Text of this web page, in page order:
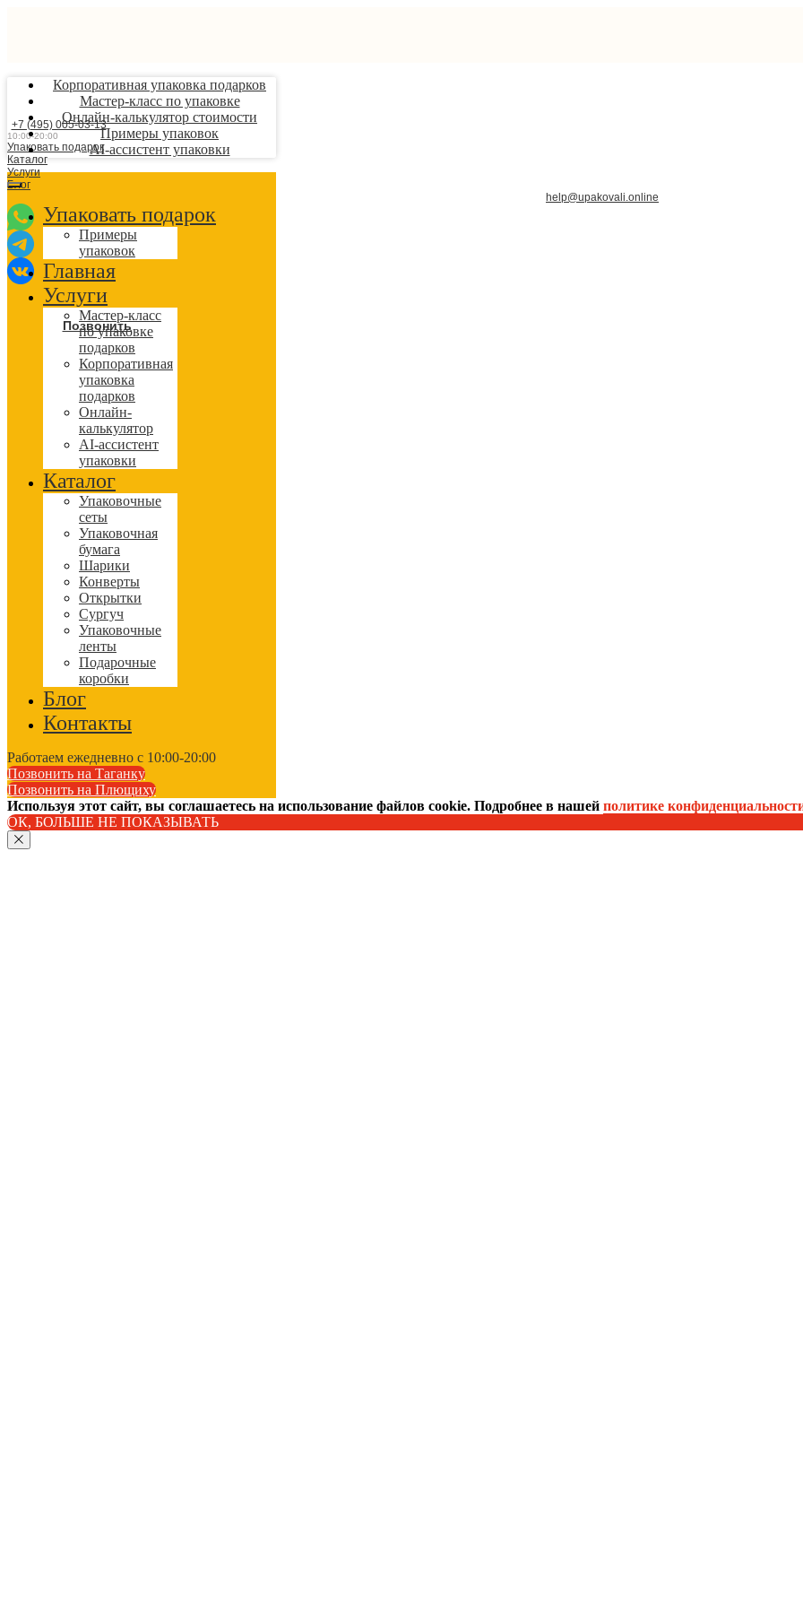
+7 (495) 005-03-13
10:00-20:00
Упаковать подарок
Каталог
Услуги
Блог
help@upakovali.online
Позвонить
Корпоративная упаковка подарков
Мастер-класс по упаковке
Онлайн-калькулятор стоимости
Примеры упаковок
AI-ассистент упаковки
Упаковать подарок
Примеры
упаковок
Главная
Услуги
Мастер-класс
по упаковке
подарков
Корпоративная
упаковка
подарков
Онлайн-
калькулятор
AI-ассистент
упаковки
Каталог
Упаковочные
сеты
Упаковочная
бумага
Шарики
Конверты
Открытки
Сургуч
Упаковочные
ленты
Подарочные
коробки
Блог
Контакты
Работаем ежедневно с 10:00-20:00
Позвонить на Таганку
Позвонить на Плющиху
Используя этот сайт, вы соглашаетесь на использование файлов cookie. Подробнее в нашей политике
ОК, БОЛЬШЕ НЕ ПОКАЗЫВАТЬ